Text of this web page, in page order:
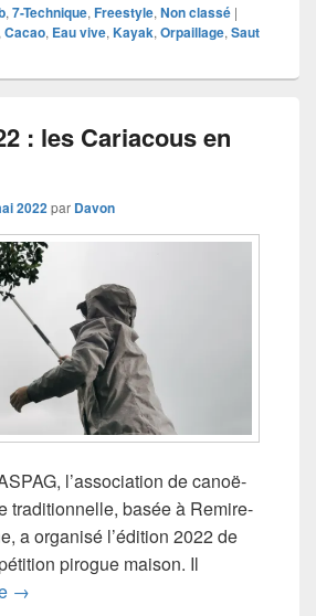
, 7-Technique, Freestyle, Non classé |
Cacao, Eau vive, Kayak, Orpaillage, Saut
: les Cariacous en
2022par Davon
l’association de canoë-
traditionnelle, basée à Remire-
a organisé l’édition 2022 de
pirogue maison. Il
Aspagaie 2022 : les Cariacous en
→